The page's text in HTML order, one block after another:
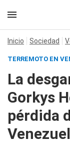
Inicio Sociedad
TERREMOTO EN
La
Gorkys
pérdida